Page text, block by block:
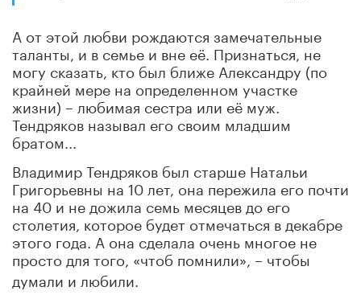
А от этой любви рождаются замечательные
таланты, и в семье и вне её. Признаться, не
могу сказать, кто был ближе Александру (по
крайней мере на определенном участке
жизни) – любимая сестра или её муж.
Тендряков называл его своим младшим
братом...
Владимир Тендряков был старше Натальи
Григорьевны на 10 лет, она пережила его почти
на 40 и не дожила семь месяцев до его
столетия, которое будет отмечаться в декабре
этого года. А она сделала очень многое не
просто для того, «чтоб помнили», – чтобы
думали и любили.